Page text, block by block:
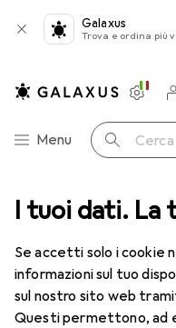
I tuoi dati. La
Se accetti solo i cookie
informazioni sul tuo
sul nostro sito web
Questi permettono, ad
Galaxus
Trova e ordina più
Categoria Navigazione
Menu Cerca
Conto
Liste di
Liste
Carrello
Veicoli
Accessori
Prodotti Forum